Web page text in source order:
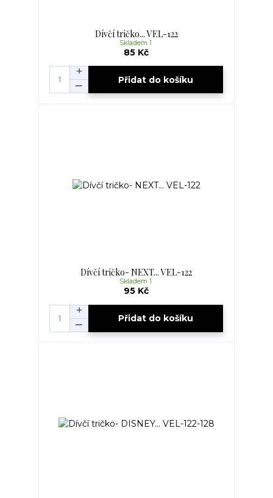
Dívčí tričko... VEL-122
85 Kč
Skladem 1
Přidat do košíku
Dívčí tričko- NEXT... VEL-122
95 Kč
Skladem 1
Přidat do košíku